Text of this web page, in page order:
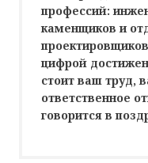
профессий:
каменщиков и
цифрой
стоит ваш труд,
ответственное
говорится в